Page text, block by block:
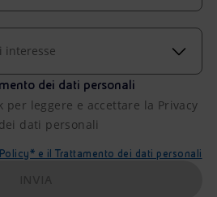
interesse
dei dati personali
per leggere e accettare la Privacy
dati personali
e il Trattamento dei dati personali